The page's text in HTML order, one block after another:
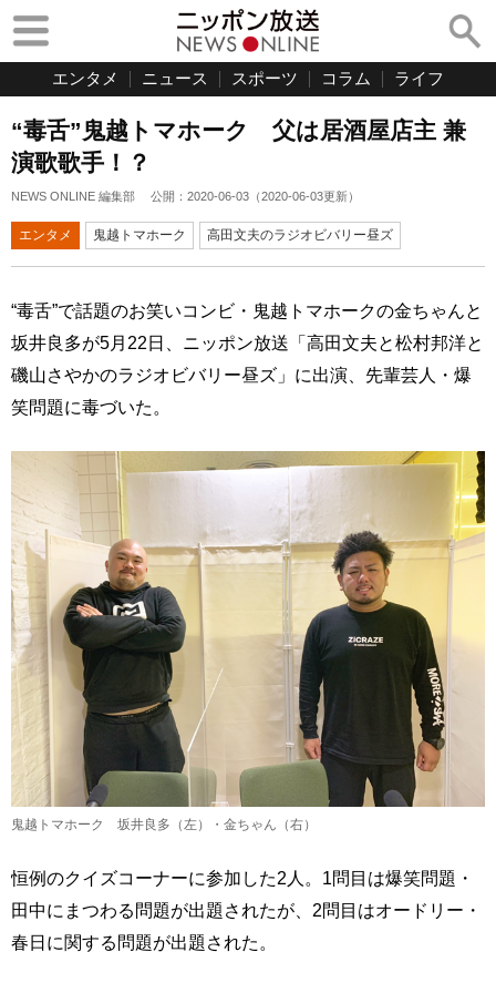
エンタメ ニュース スポーツ コラム ライフ
“毒舌”鬼越トマホーク 父は居酒屋店主 兼
演歌歌手！？
NEWS ONLINE 編集部 公開： 2020-06-03 （2020-06-03更新）
エンタメ 鬼越トマホーク 高田文夫のラジオビバリー昼ズ
“毒舌”で話題のお笑いコンビ・鬼越トマホークの金ちゃんと
坂井良多が5月22日、ニッポン放送「高田文夫と松村邦洋と
磯山さやかのラジオビバリー昼ズ」に出演、先輩芸人・爆
笑問題に毒づいた。
鬼越トマホーク 坂井良多（左）・金ちゃん（右）
恒例のクイズコーナーに参加した2人。1問目は爆笑問題・
田中にまつわる問題が出題されたが、2問目はオードリー・
春日に関する問題が出題された。